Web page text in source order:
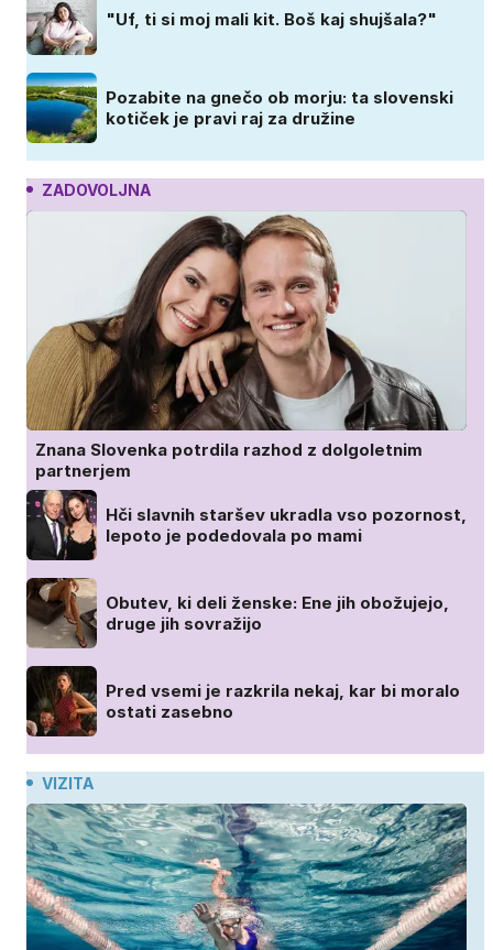
"Uf, ti si moj mali kit. Boš kaj shujšala?"
Pozabite na gnečo ob morju: ta slovenski
kotiček je pravi raj za družine
ZADOVOLJNA
Znana Slovenka potrdila razhod z dolgoletnim
partnerjem
Hči slavnih staršev ukradla vso pozornost,
lepoto je podedovala po mami
Obutev, ki deli ženske: Ene jih obožujejo,
druge jih sovražijo
Pred vsemi je razkrila nekaj, kar bi moralo
ostati zasebno
VIZITA